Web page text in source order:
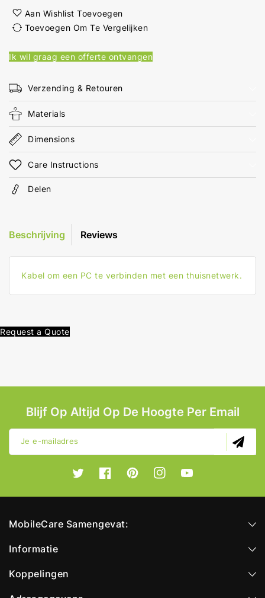
RJ45
Male
RJ45
S/FTP
m
Rond
Male
RJ45
S/FTP
Rond
Aan Wishlist Toevoegen
Toevoegen Om Te Vergelijken
Ik wil graag een offerte ontvangen
Verzending & Retouren
Materials
Dimensions
Care Instructions
Delen
Beschrijving Reviews
Kabel om een PC te verbinden met een thuisnetwerk.
Request a Quote
Blijf Op Altijd Op De Hoogte Per Email
Je e-mailadres
TwitterFacebookPinterestInstagramYouTube
MobileCare Samengevat:
Informatie
Koppelingen